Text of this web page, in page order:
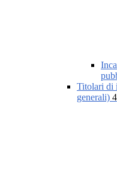
Titolari di
generali) 4